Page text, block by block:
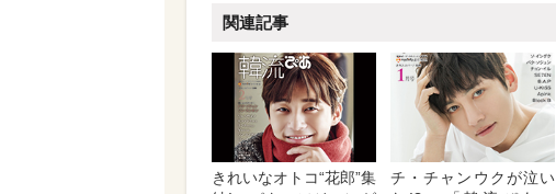
関連記事
きれいなオトコ“花郎”集
チ・チャンウクが泣い